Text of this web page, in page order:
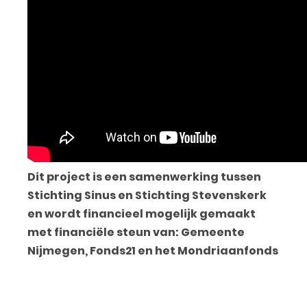
Dit project is een samenwerking tussen
Stichting Sinus en Stichting Stevenskerk
en wordt financieel mogelijk gemaakt
met financiële steun van: Gemeente
Nijmegen, Fonds21 en het Mondriaanfonds